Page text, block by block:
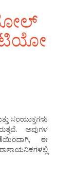
ಸಂಯುಕ್ತಗಳು
ಅವುಗಳ
ಈ